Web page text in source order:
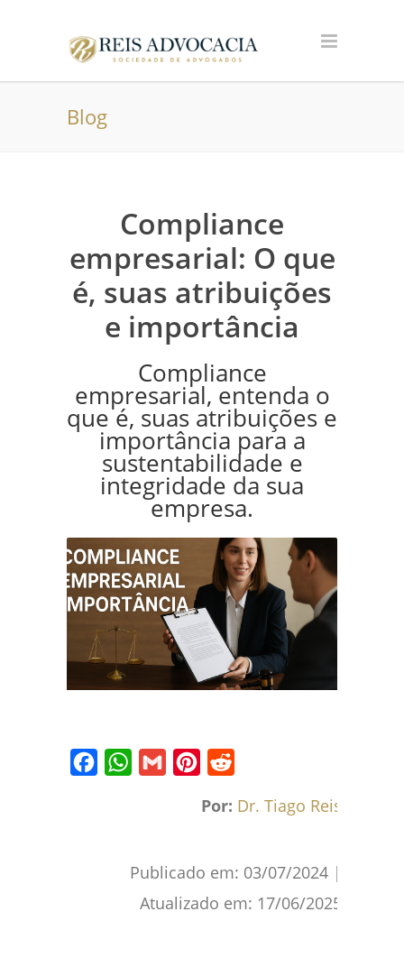
Blog
Compliance
empresarial: O que
é, suas atribuições
e importância
Compliance
empresarial, entenda o
que é, suas atribuições e
importância para a
sustentabilidade e
integridade da sua
empresa.
Por: Dr. Tiago Reis
Publicado em: 03/07/2024 |
Atualizado em: 17/06/2025